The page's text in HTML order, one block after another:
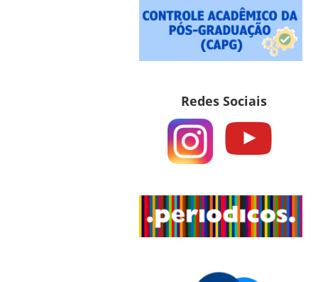
Redes Sociais